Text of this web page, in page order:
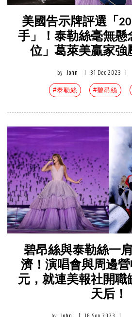
美國告示牌評選「
手」！泰勒絲毫無懸
位」葛萊美贏家強
by John 31 Dec 2023
#泰勒絲 #碧昂絲
碧昂絲與泰勒絲一
濟！演唱會與周邊
元，就連美報社開職
天后！